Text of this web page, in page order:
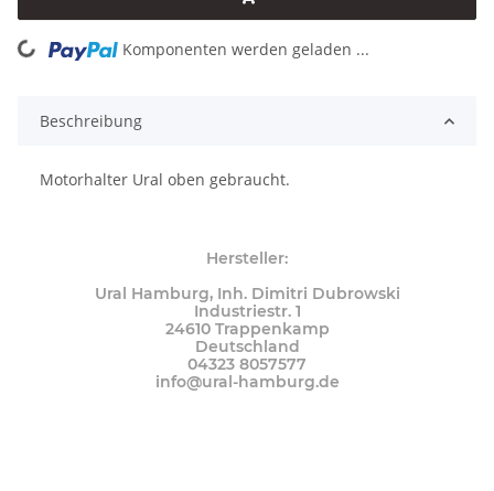
Loading... Komponenten werden geladen ...
Beschreibung
Motorhalter Ural oben gebraucht.
Hersteller:
Ural Hamburg, Inh. Dimitri Dubrowski
Industriestr. 1
24610 Trappenkamp
Deutschland
04323 8057577
info@ural-hamburg.de